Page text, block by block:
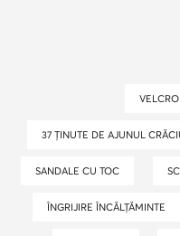
VELCRO
37 ȚINUTE DE AJUNUL
SANDALE CU TOC
ÎNGRIJIRE ÎNCĂLȚĂMINTE